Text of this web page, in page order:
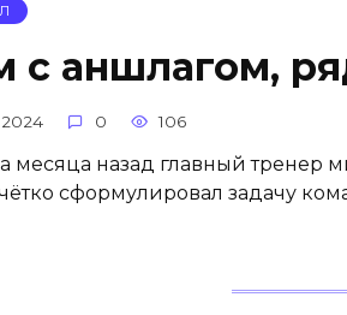
с аншлагом,
0 106
месяца назад главный тренер
сформулировал задачу